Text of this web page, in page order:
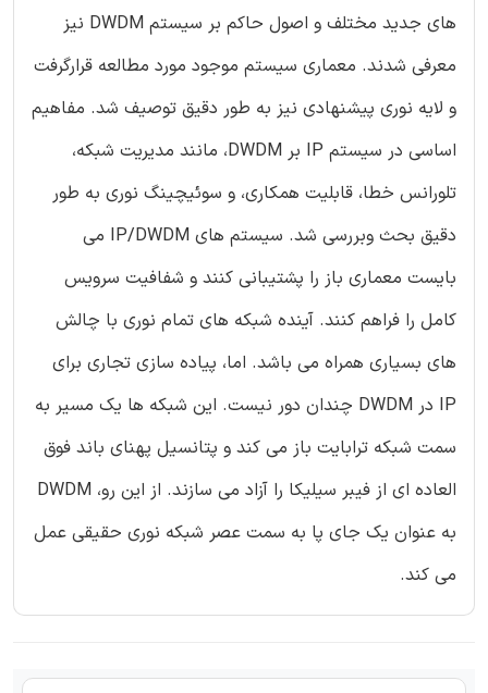
های جدید مختلف و اصول حاکم بر سیستم DWDM نیز
معرفی شدند. معماری سیستم موجود مورد مطالعه قرارگرفت
و لایه نوری پیشنهادی نیز به طور دقیق توصیف شد. مفاهیم
اساسی در سیستم IP بر DWDM، مانند مدیریت شبکه،
تلورانس خطا، قابلیت همکاری، و سوئیچینگ نوری به طور
دقیق بحث وبررسی شد. سیستم های IP/DWDM می
بایست معماری باز را پشتیبانی کنند و شفافیت سرویس
کامل را فراهم کنند. آینده شبکه های تمام نوری با چالش
های بسیاری همراه می باشد. اما، پیاده سازی تجاری برای
IP در DWDM چندان دور نیست. این شبکه ها یک مسیر به
سمت شبکه ترابایت باز می کند و پتانسیل پهنای باند فوق
العاده ای از فیبر سیلیکا را آزاد می سازند. از این رو، DWDM
به عنوان یک جای پا به سمت عصر شبکه نوری حقیقی عمل
می کند.